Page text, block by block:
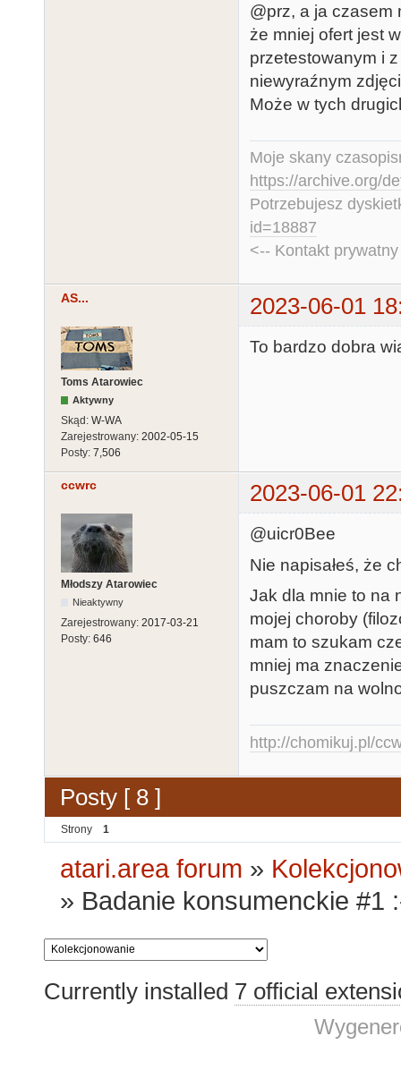
@prz, a ja czasem
że mniej ofert jest
przetestowanym i
niewyraźnym
Może w tych
Moje skany
https://archive.org/
Potrzebujesz
id=18887
<-- Kontakt
AS... 2023-06-01
Toms Atarowiec
Aktywny
Skąd: W-WA
Zarejestrowany: 2002-05-15
Posty: 7,506
To bardzo dobra
ccwrc 2023-06-01
Młodszy Atarowiec
Nieaktywny
Zarejestrowany: 2017-03-21
Posty: 646
@uicr0Bee
Nie napisałeś, że
Jak dla mnie to na
mojej choroby
mam to szukam
mniej ma
puszczam na
http://chomikuj.pl/
Posty [ 8 ]
Strony 1
atari.area forum »
» Badanie konsumenckie #1
Currently installed 7 official